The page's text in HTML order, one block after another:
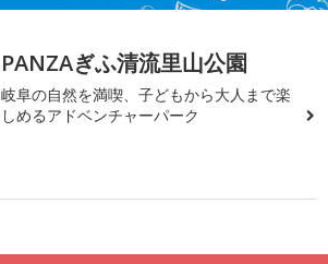
PANZAぎふ清流里山公園
岐阜の自然を満喫、子どもから大人まで楽
しめるアドベンチャーパーク